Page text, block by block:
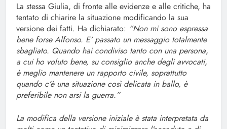
La stessa Giulia, di fronte alle evidenze e alle critiche, ha
tentato di chiarire la situazione modificando la sua
versione dei fatti. Ha dichiarato: “Non mi sono espressa
bene forse Alfonso. E’ passato un messaggio totalmente
sbagliato. Quando hai condiviso tanto con una persona,
a cui ho voluto bene, su consiglio anche degli avvocati,
è meglio mantenere un rapporto civile, soprattutto
quando c’è una situazione così delicata in ballo, è
preferibile non arsi la guerra.”
La modifica della versione iniziale è stata interpretata da